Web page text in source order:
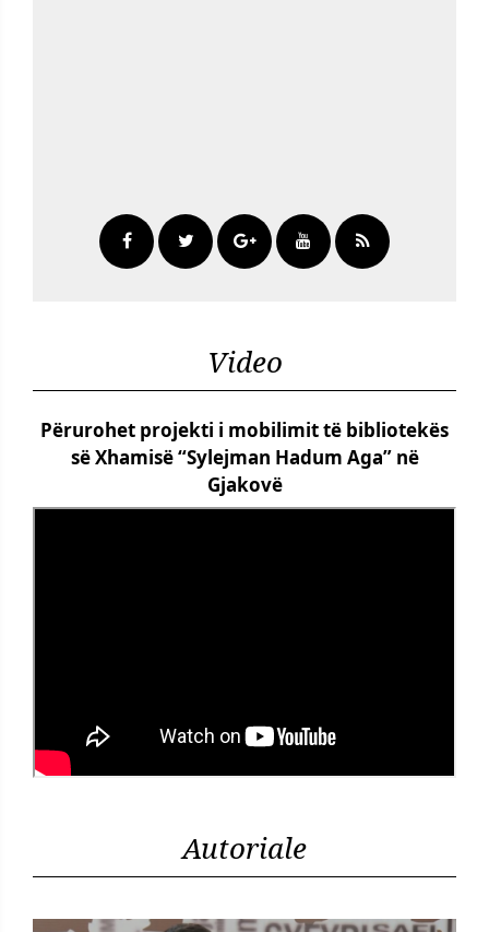
Video
Përurohet projekti i mobilimit të bibliotekës
së Xhamisë “Sylejman Hadum Aga” në
Gjakovë
Autoriale